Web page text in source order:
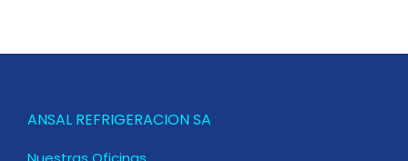
ANSAL REFRIGERACION SA